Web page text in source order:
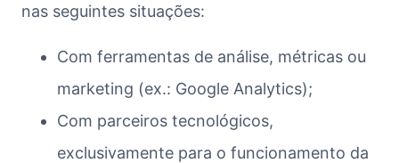
nas seguintes situações:
Com ferramentas de análise, métricas ou
marketing (ex.: Google Analytics);
Com parceiros tecnológicos,
exclusivamente para o funcionamento da